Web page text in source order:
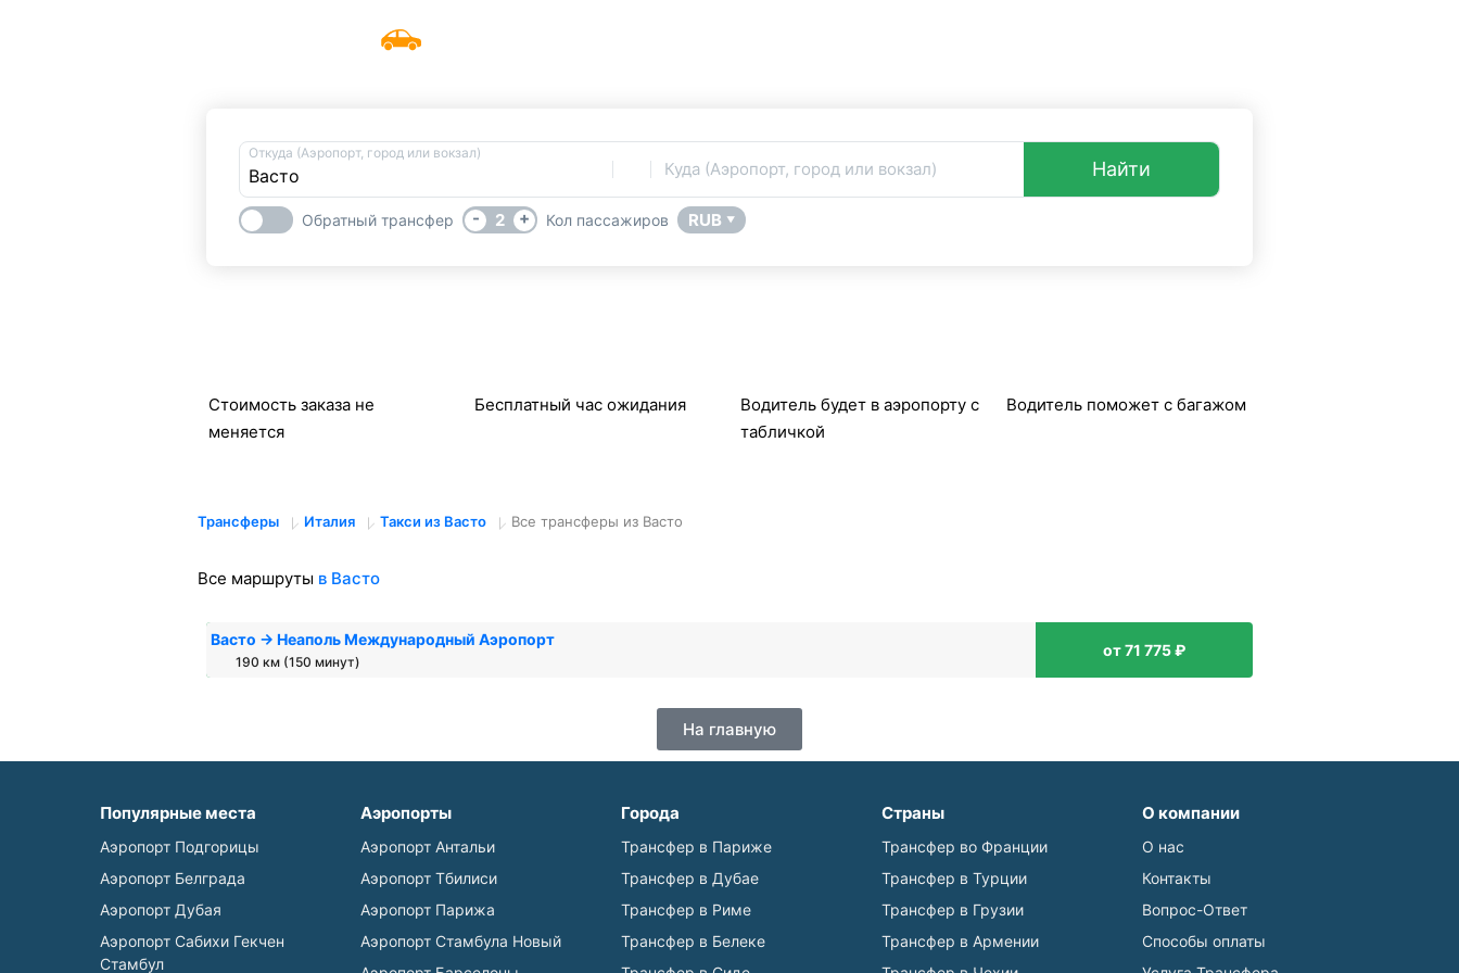
Откуда (Аэропорт, город или вокзал)
Куда (Аэропорт, город или вокзал) Найти
Обратный трансфер - 2 + Кол пассажиров RUB ▼
Стоимость заказа не
меняется
Бесплатный час ожидания
Водитель будет в аэропорту с
табличкой
Водитель поможет с багажом
Трансферы Италия Такси из Васто Все трансферы из Васто
Все маршруты в Васто
Васто → Неаполь Международный Аэропорт
190 км (150 минут)
от 71 775 ₽
На главную
Популярные места
Аэропорт Подгорицы
Аэропорт Белграда
Аэропорт Дубая
Аэропорт Сабихи Гекчен
Стамбул
Аэропорты
Аэропорт Антальи
Аэропорт Тбилиси
Аэропорт Парижа
Аэропорт Стамбула Новый
Города
Трансфер в Париже
Трансфер в Дубае
Трансфер в Риме
Трансфер в Белеке
Страны
Трансфер во Франции
Трансфер в Турции
Трансфер в Грузии
Трансфер в Армении
О компании
О нас
Контакты
Вопрос-Ответ
Способы оплаты